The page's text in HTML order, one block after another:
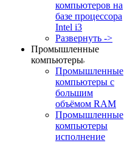
компьютеров на
базе процессора
Intel i3
Развернуть ->
Промышленные
компьютеры
Промышленные
компьютеры с
большим
объёмом RAM
Промышленные
компьютеры
исполнение